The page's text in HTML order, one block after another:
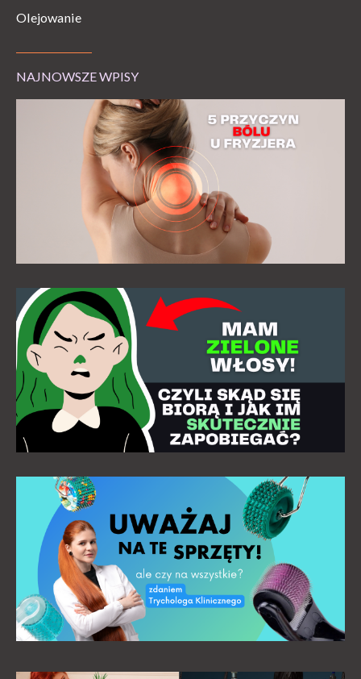
Olejowanie
NAJNOWSZE WPISY